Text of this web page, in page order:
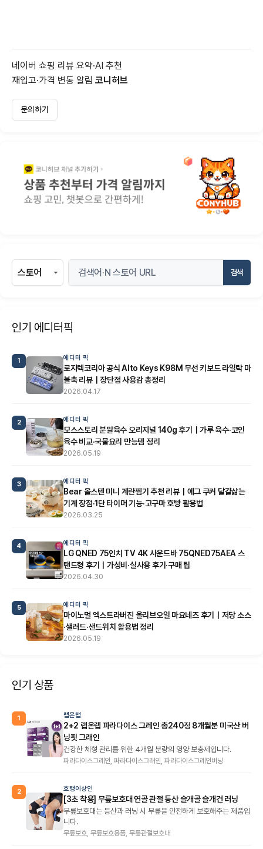
네이버 쇼핑 리뷰 요약·AI 추천
재입고·가격 변동 알림 코니허브
문의하기
검색
인기 에디터픽
1 에디터 픽
로지텍코리아 공식 Alto Keys K98M 무선 키보드 라일락 마
블축 리뷰｜장단점 사용감 총정리
2026.04.17
2 에디터 픽
모스스토리 분말육수 오리지널 140g 후기｜가루 육수·코인
육수 비교·국물요리 만능템 정리
2026.05.19
3 에디터 픽
Bear 올스텐 미니 계란찜기 추천 리뷰｜에그 쿠커 달걀삶는
기계 장점·1단 타이머 기능·고구마 호빵 활용법
2026.03.25
4 에디터 픽
LG QNED 75인치 TV 4K 사운드바 75QNED75AEA 스
탠드형 후기｜가성비·실사용 후기·구매 팁
2026.04.30
5 에디터 픽
마이노멀 엑스트라버진 올리브오일 마요네즈 후기｜저당 소스
·샐러드·샌드위치 활용법 정리
2026.05.19
인기 상품
1 랩온랩
2+2 랩온랩 파라다이스 그레인 총240정 8개월분 미국산 버
닝핏 그래인
건강한 체형 관리를 위한 4개월 분량의 영양 보충제입니다.
파라다이스그레인, 파라다이스그래인, 파라다이스그레인버닝
2 호랭이상인
[3초 착용] 무릎보호대 연골 관절 등산 슬개골 슬개건 러닝
무릎보호대는 등산과 러닝 시 무릎을 안전하게 보호해주는 제품입
니다.
무릎보호, 무릎보호용품, 무릎관절보호대